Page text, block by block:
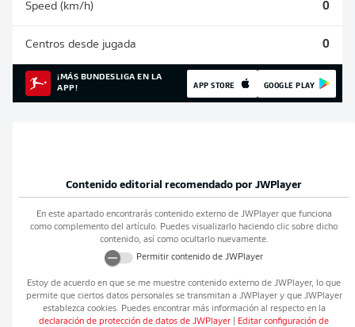
Speed (km/h) 0
Centros desde jugada 0
¡MÁS BUNDESLIGA EN LA
APP!
APP STORE GOOGLE PLAY
Contenido editorial recomendado por JWPlayer
En este apartado encontrarás contenido externo de JWPlayerque funciona
como complemento del artículo. Puedes visualizarlo haciendo clic sobre dicho
contenido, así como ocultarlo nuevamente.
Permitir contenido de JWPlayer
Estoy de acuerdo en que se me muestre contenido externo de JWPlayer, lo que
permite que ciertos datos personales se transmitan a JWPlayery que JWPlayer
establezca cookies. Puedes encontrar más información al respecto en la
declaración de protección de datos de JWPlayer
Editar configuración de